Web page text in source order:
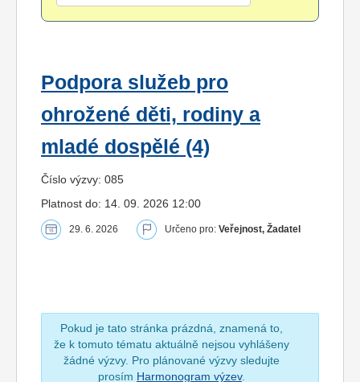
Podpora služeb pro
ohrožené děti, rodiny a
mladé dospělé (4)
Číslo výzvy: 085
Platnost do: 14. 09. 2026 12:00
29. 6. 2026 Určeno pro: Veřejnost, Žadatel
Pokud je tato stránka prázdná, znamená to,
že k tomuto tématu aktuálně nejsou vyhlášeny
žádné výzvy. Pro plánované výzvy sledujte
prosím Harmonogram výzev.